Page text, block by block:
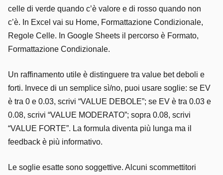
celle di verde quando c’è valore e di rosso quando non
c’è. In Excel vai su Home, Formattazione Condizionale,
Regole Celle. In Google Sheets il percorso è Formato,
Formattazione Condizionale.
Un raffinamento utile è distinguere tra value bet deboli e
forti. Invece di un semplice sì/no, puoi usare soglie: se EV
è tra 0 e 0.03, scrivi “VALUE DEBOLE”; se EV è tra 0.03 e
0.08, scrivi “VALUE MODERATO”; sopra 0.08, scrivi
“VALUE FORTE”. La formula diventa più lunga ma il
feedback è più informativo.
Le soglie esatte sono soggettive. Alcuni scommettitori